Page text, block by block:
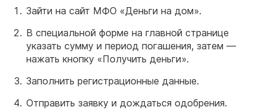
Зайти на сайт МФО «Деньги на дом».
В специальной форме на главной странице
указать сумму и период погашения, затем —
нажать кнопку «Получить деньги».
Заполнить регистрационные данные.
Отправить заявку и дождаться одобрения.